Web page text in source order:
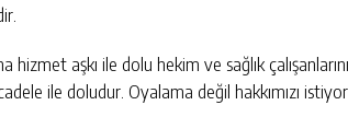
hizmet aşkı ile dolu hekim ve sağlık
ile doludur. Oyalama değil hakkımızı